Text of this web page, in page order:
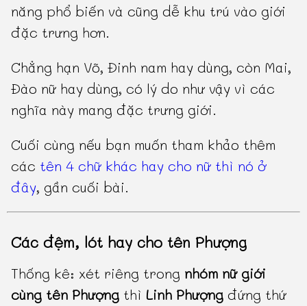
năng phổ biến và cũng dễ khu trú vào giới
đặc trưng hơn.
Chẳng hạn Võ, Đinh nam hay dùng, còn Mai,
Đào nữ hay dùng, có lý do như vậy vì các
nghĩa này mang đặc trưng giới.
Cuối cùng nếu bạn muốn tham khảo thêm
các tên 4 chữ khác hay cho nữ thì nó ở
đây, gần cuối bài.
Các đệm, lót hay cho tên Phượng
Thống kê: xét riêng trong nhóm nữ giới
cùng tên Phượng thìLinh Phượng đứng thứ